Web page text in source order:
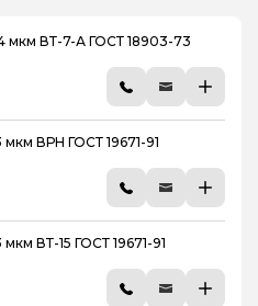
мкм ВТ-7-А ГОСТ 18903-73
ВРН ГОСТ 19671-91
ВТ-15 ГОСТ 19671-91